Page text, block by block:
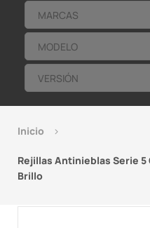
Inicio
Rejillas Antinieblas Serie 5
Brillo